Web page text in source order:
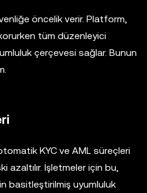
öncelik verir. Platform,
tüm düzenleyici
çerçevesi sağlar. Bunun
KYC ve AML süreçleri
azaltılır. İşletmeler için bu,
basitleştirilmiş uyumluluk